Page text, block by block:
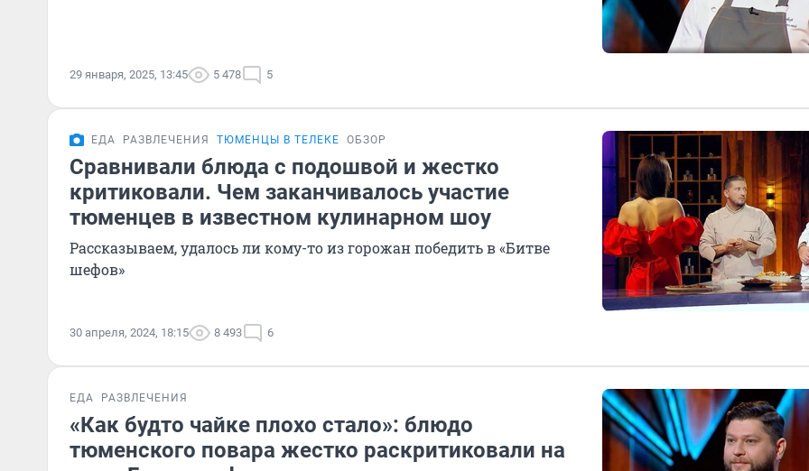
29 января, 2025, 13:45 5 478 5
ЕДА РАЗВЛЕЧЕНИЯ ТЮМЕНЦЫ В ТЕЛЕКЕ ОБЗОР
Сравнивали блюда с подошвой и жестко
критиковали. Чем заканчивалось участие
тюменцев в известном кулинарном шоу
Рассказываем, удалось ли кому-то из горожан победить в «Битве
шефов»
30 апреля, 2024, 18:15 8 493 6
ЕДА РАЗВЛЕЧЕНИЯ
«Как будто чайке плохо стало»: блюдо
тюменского повара жестко раскритиковали на